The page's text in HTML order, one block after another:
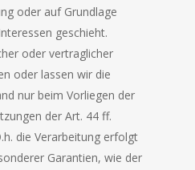
oder auf Grundlage
geschieht.
oder vertraglicher
oder lassen wir die
nur beim Vorliegen der
der Art. 44 ff.
die Verarbeitung erfolgt
Garantien, wie der